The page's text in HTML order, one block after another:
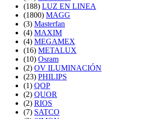
(188) LUZ EN LINEA
(1800) MAGG
(3) Masterfan
(4) MAXIM
(4) MEGAMEX
(16) METALUX
(10) Osram
(2) OV ILUMINACIÓN
(23) PHILIPS
(1) QOP
(2) QUOR
(2) RIOS
(7) SATCO